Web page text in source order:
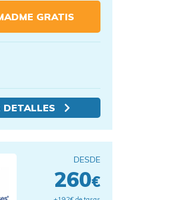
GRATIS
DETALLES
DESDE
260€